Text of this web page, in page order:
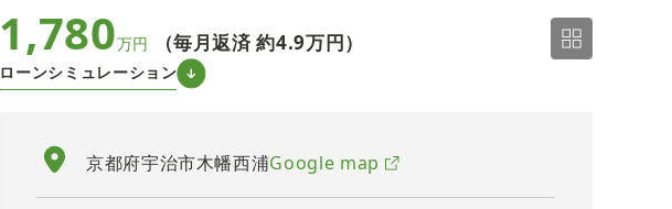
2/20
1,780万円 （毎月返済 約4.9万円）
ローンシミュレーション
京都府宇治市木幡西浦Google map